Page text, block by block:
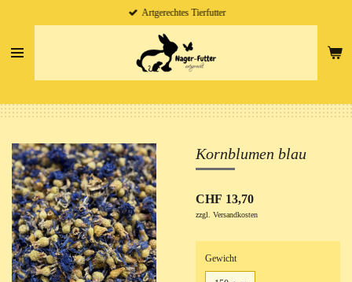
springen
Artgerechtes Tierfutter
Kornblumen blau
CHF 13,70
zzgl. Versandkosten
Gewicht